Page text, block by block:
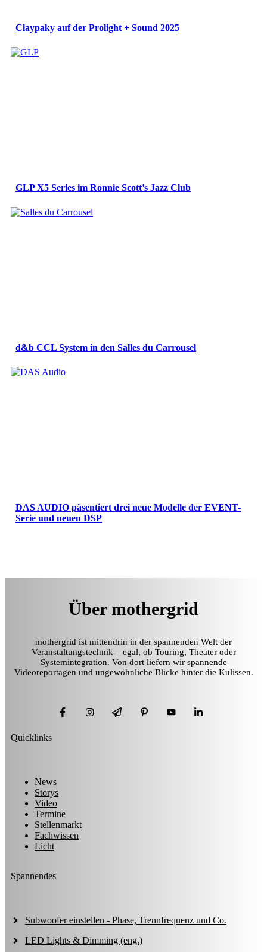
Claypaky auf der Prolight + Sound 2025
GLP X5 Series im Ronnie Scott’s Jazz Club
d&b CCL System in den Salles du Carrousel
DAS AUDIO päsentiert drei neue Modelle der EVENT-
Serie und neuen DSP
Über mothergrid
mothergrid ist mittendrin in der spannenden Welt der
Veranstaltungstechnik – egal, ob Touring, Theater oder
Systemintegration. Von dort liefern wir spannende
Videoreportagen und ungewöhnliche Blicke hinter die Kulissen.
Quicklinks
News
Storys
Video
Termine
Stellenmarkt
Fachwissen
Licht
Spannendes
Subwoofer einstellen - Phase, Trennfrequenz und Co.
LED Lights & Dimming (eng.)